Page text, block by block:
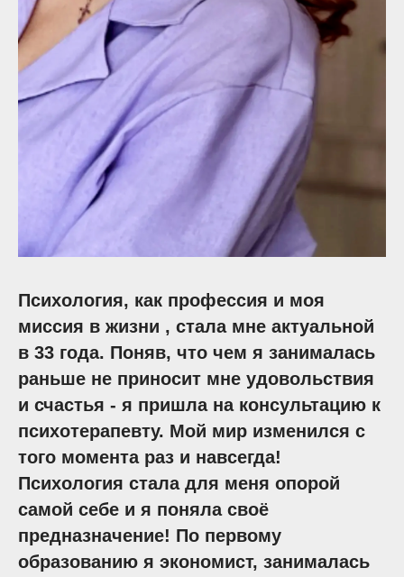
Психология, как профессия и моя
миссия в жизни , стала мне актуальной
в 33 года. Поняв, что чем я занималась
раньше не приносит мне удовольствия
и счастья - я пришла на консультацию к
психотерапевту. Мой мир изменился с
того момента раз и навсегда!
Психология стала для меня опорой
самой себе и я поняла своё
предназначение! По первому
образованию я экономист, занималась